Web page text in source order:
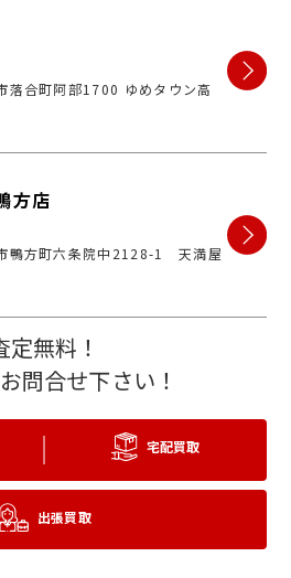
合町阿部1700 ゆめタウン高
方店
方町六条院中2128-1 天満屋
定無料！
問合せ下さい！
宅配買取
出張買取